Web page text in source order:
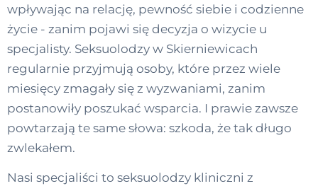
wpływając na relację, pewność siebie i codzienne
życie - zanim pojawi się decyzja o wizycie u
specjalisty. Seksuolodzy w Skierniewicach
regularnie przyjmują osoby, które przez wiele
miesięcy zmagały się z wyzwaniami, zanim
postanowiły poszukać wsparcia. I prawie zawsze
powtarzają te same słowa: szkoda, że tak długo
zwlekałem.
Nasi specjaliści to seksuolodzy kliniczni z